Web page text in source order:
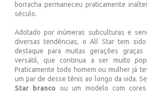
borracha permaneceu praticamente
século.
Adotado por inúmeras subculturas e
diversas tendências, o All Star tem
destaque para muitas gerações
versátil, que continua a ser muito
Praticamente todo homem ou mulher já
um par de desse tênis ao longo da vida.
Star branco ou um modelo com cores